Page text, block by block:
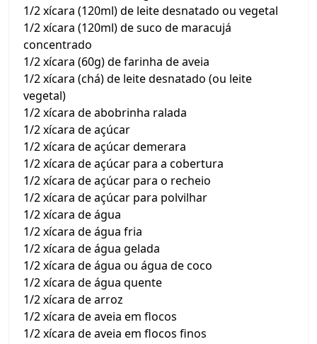
1/2 xícara (120ml) de leite desnatado ou vegetal
1/2 xícara (120ml) de suco de maracujá
concentrado
1/2 xícara (60g) de farinha de aveia
1/2 xícara (chá) de leite desnatado (ou leite
vegetal)
1/2 xícara de abobrinha ralada
1/2 xícara de açúcar
1/2 xícara de açúcar demerara
1/2 xícara de açúcar para a cobertura
1/2 xícara de açúcar para o recheio
1/2 xícara de açúcar para polvilhar
1/2 xícara de água
1/2 xícara de água fria
1/2 xícara de água gelada
1/2 xícara de água ou água de coco
1/2 xícara de água quente
1/2 xícara de arroz
1/2 xícara de aveia em flocos
1/2 xícara de aveia em flocos finos